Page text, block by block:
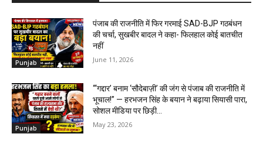
Punjab
पंजाब की राजनीति में फिर गरमाई SAD-BJP गठबंधन
की चर्चा, सुखबीर बादल ने कहा- फिलहाल कोई बातचीत
नहीं
June 11, 2026
Punjab
“‘गद्दार’ बनाम ‘सौदेबाज़ी’ की जंग से पंजाब की राजनीति में
भूचाल!” — हरभजन सिंह के बयान ने बढ़ाया सियासी पारा,
सोशल मीडिया पर छिड़ी...
May 23, 2026